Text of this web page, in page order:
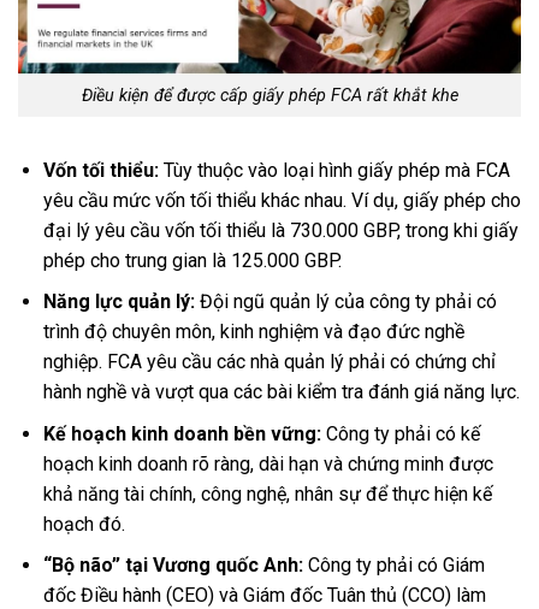
Điều kiện để được cấp giấy phép FCA rất khắt khe
Vốn tối thiểu:Tùy thuộc vào loại hình giấy phép mà FCA
yêu cầu mức vốn tối thiểu khác nhau. Ví dụ, giấy phép cho
đại lý yêu cầu vốn tối thiểu là 730.000 GBP, trong khi giấy
phép cho trung gian là 125.000 GBP.
Năng lực quản lý:Đội ngũ quản lý của công ty phải có
trình độ chuyên môn, kinh nghiệm và đạo đức nghề
nghiệp. FCA yêu cầu các nhà quản lý phải có chứng chỉ
hành nghề và vượt qua các bài kiểm tra đánh giá năng lực.
Kế hoạch kinh doanh bền vững:Công ty phải có kế
hoạch kinh doanh rõ ràng, dài hạn và chứng minh được
khả năng tài chính, công nghệ, nhân sự để thực hiện kế
hoạch đó.
“Bộ não” tại Vương quốc Anh:Công ty phải có Giám
đốc Điều hành (CEO) và Giám đốc Tuân thủ (CCO) làm